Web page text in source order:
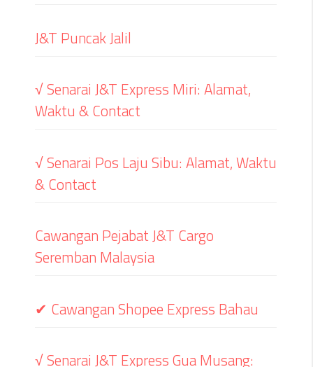
J&T Puncak Jalil
√ Senarai J&T Express Miri: Alamat,
Waktu & Contact
√ Senarai Pos Laju Sibu: Alamat, Waktu
& Contact
Cawangan Pejabat J&T Cargo
Seremban Malaysia
✔ Cawangan Shopee Express Bahau
√ Senarai J&T Express Gua Musang: